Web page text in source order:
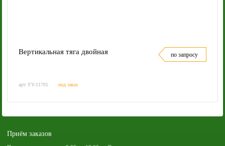
Вертикальная тяга двойная по запросу
арт: FY-11701 под заказ
Приём заказов